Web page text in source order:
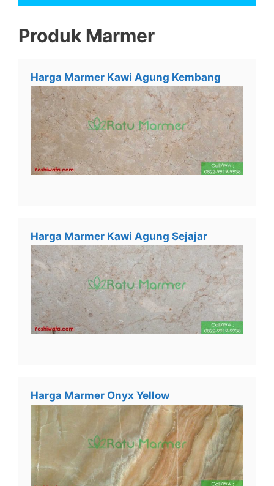
Produk Marmer
Harga Marmer Kawi Agung Kembang
Harga Marmer Kawi Agung Sejajar
Harga Marmer Onyx Yellow